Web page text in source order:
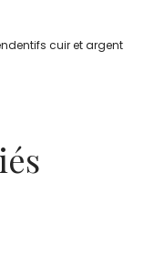
cuir et argent